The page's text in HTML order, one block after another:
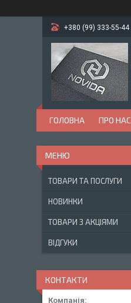
+380 (99) 333-55-44
ГОЛОВНА ПРО НАС
ТОВАРИ ТА ПОСЛУГИ
НОВИНКИ
ТОВАРИ З АКЦІЯМИ
ВІДГУКИ
КОНТАКТИ